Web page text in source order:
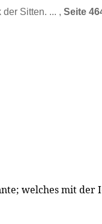
Sitten. ... , Seite
welches mit der